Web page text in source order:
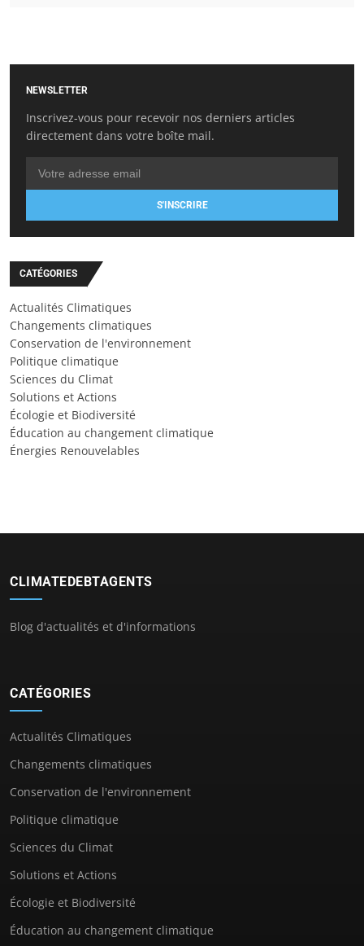
NEWSLETTER
Inscrivez-vous pour recevoir nos derniers articles
directement dans votre boîte mail.
S'INSCRIRE
CATÉGORIES
Actualités Climatiques
Changements climatiques
Conservation de l'environnement
Politique climatique
Sciences du Climat
Solutions et Actions
Écologie et Biodiversité
Éducation au changement climatique
Énergies Renouvelables
CLIMATEDEBTAGENTS
Blog d'actualités et d'informations
CATÉGORIES
Actualités Climatiques
Changements climatiques
Conservation de l'environnement
Politique climatique
Sciences du Climat
Solutions et Actions
Écologie et Biodiversité
Éducation au changement climatique